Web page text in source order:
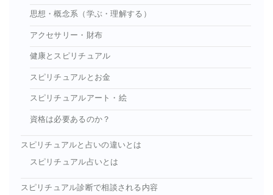
思想・概念系（学ぶ・理解する）
アクセサリー・財布
健康とスピリチュアル
スピリチュアルとお金
スピリチュアルアート・絵
資格は必要あるのか？
スピリチュアルと占いの違いとは
スピリチュアル占いとは
スピリチュアル診断で相談される内容